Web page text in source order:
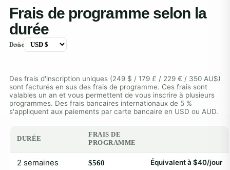
Frais de programme selon la
durée
Devise
Des frais d'inscription uniques (249 $ / 179 £ / 229 € / 350 AU$)
sont facturés en sus des frais de programme. Ces frais sont
valables un an et vous permettent de vous inscrire à plusieurs
programmes. Des frais bancaires internationaux de 5 %
s'appliquent aux paiements par carte bancaire en USD ou AUD.
DURÉE
FRAIS DE
PROGRAMME
2 semaines $560 Équivalent à $40/jour